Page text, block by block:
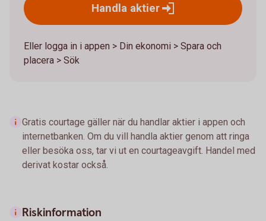
Handla aktier
Eller logga in i appen > Din ekonomi > Spara och
placera > Sök
Gratis courtage gäller när du handlar aktier i appen och
internetbanken. Om du vill handla aktier genom att ringa
eller besöka oss, tar vi ut en courtageavgift. Handel med
derivat kostar också.
Riskinformation